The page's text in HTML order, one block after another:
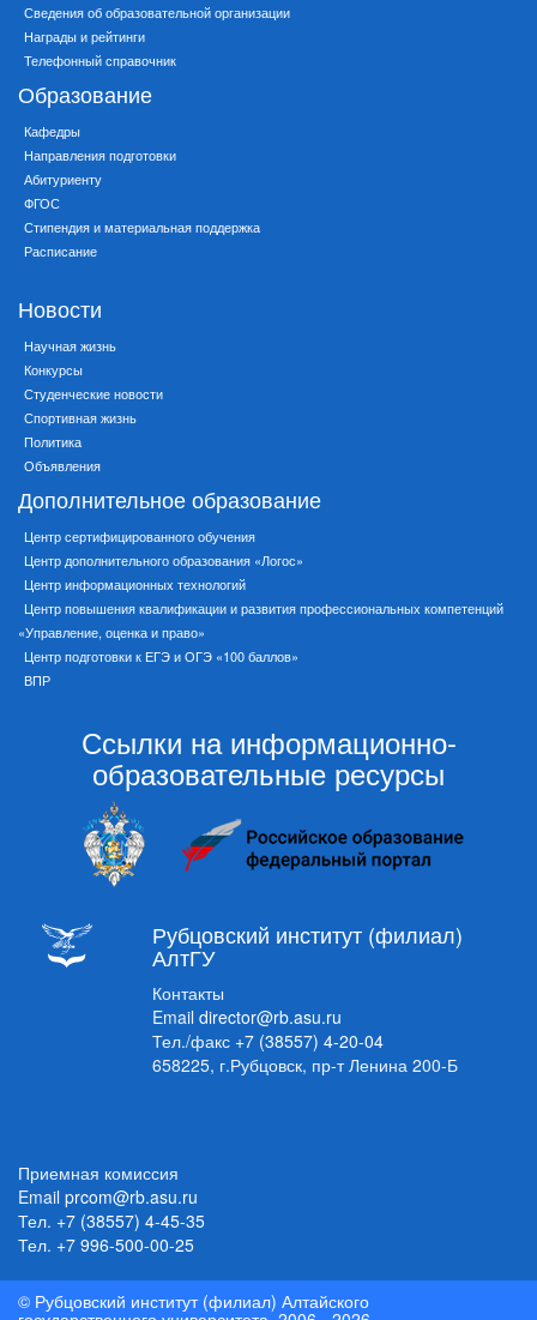
Сведения об образовательной организации
Награды и рейтинги
Телефонный справочник
Образование
Кафедры
Направления подготовки
Абитуриенту
ФГОС
Стипендия и материальная поддержка
Расписание
Новости
Научная жизнь
Конкурсы
Студенческие новости
Спортивная жизнь
Политика
Объявления
Дополнительное образование
Центр сертифицированного обучения
Центр дополнительного образования «Логос»
Центр информационных технологий
Центр повышения квалификации и развития профессиональных компетенций
«Управление, оценка и право»
Центр подготовки к ЕГЭ и ОГЭ «100 баллов»
ВПР
Ссылки на информационно-
образовательные ресурсы
Рубцовский институт (филиал)
АлтГУ
Контакты
Email director@rb.asu.ru
Тел./факс +7 (38557) 4-20-04
658225, г.Рубцовск, пр-т Ленина 200-Б
Приемная комиссия
Email prcom@rb.asu.ru
Тел. +7 (38557) 4-45-35
Тел. +7 996-500-00-25
© Рубцовский институт (филиал) Алтайского